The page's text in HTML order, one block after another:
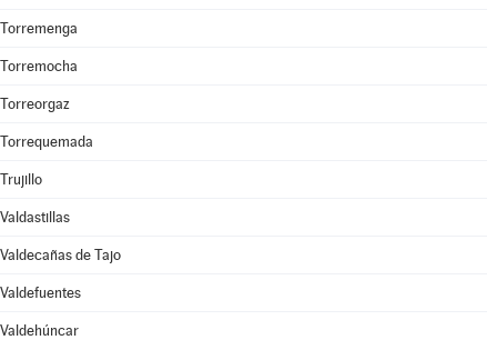
Torremenga
Torremocha
Torreorgaz
Torrequemada
Trujillo
Valdastillas
Valdecañas de Tajo
Valdefuentes
Valdehúncar